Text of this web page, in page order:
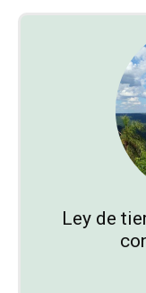
Ley de